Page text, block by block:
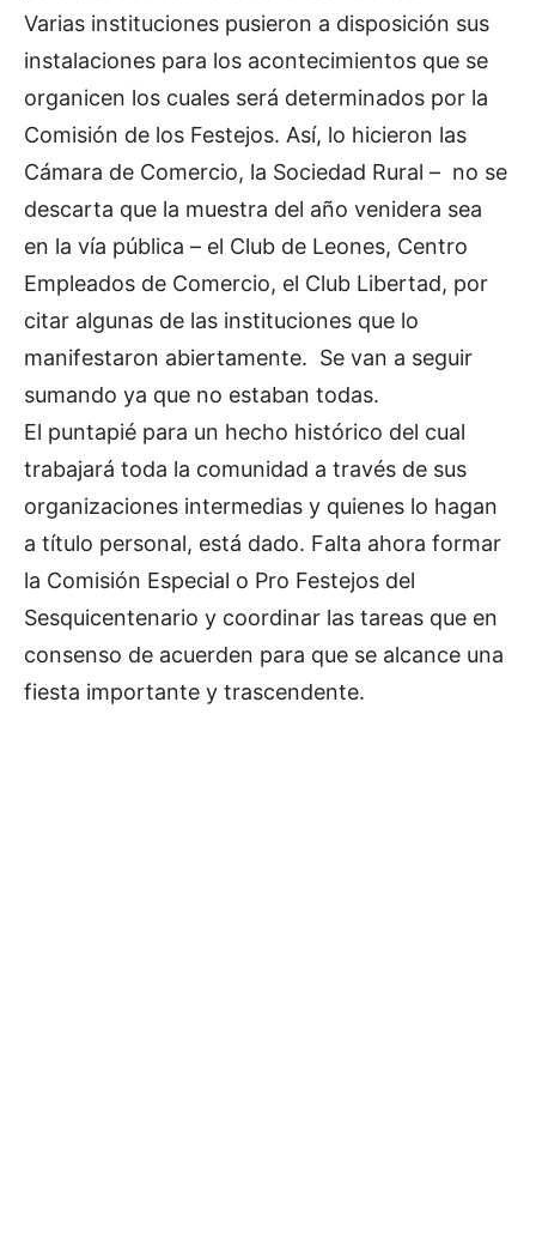
Varias instituciones pusieron a disposición sus
instalaciones para los acontecimientos que se
organicen los cuales será determinados por la
Comisión de los Festejos. Así, lo hicieron las
Cámara de Comercio, la Sociedad Rural – no se
descarta que la muestra del año venidera sea
en la vía pública – el Club de Leones, Centro
Empleados de Comercio, el Club Libertad, por
citar algunas de las instituciones que lo
manifestaron abiertamente. Se van a seguir
sumando ya que no estaban todas.
El puntapié para un hecho histórico del cual
trabajará toda la comunidad a través de sus
organizaciones intermedias y quienes lo hagan
a título personal, está dado. Falta ahora formar
la Comisión Especial o Pro Festejos del
Sesquicentenario y coordinar las tareas que en
consenso de acuerden para que se alcance una
fiesta importante y trascendente.